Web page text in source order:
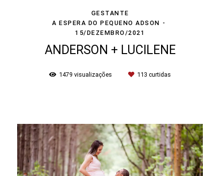
GESTANTE
A ESPERA DO PEQUENO ADSON
15/DEZEMBRO/2021
ANDERSON + LUCILENE
1479 visualizações 113 curtidas